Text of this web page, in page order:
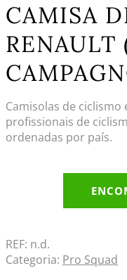
CAMISA
Camisolas de ciclismo
profissionais de
ordenadas por país.
REF: n.d.
Categoria: Pro Squad